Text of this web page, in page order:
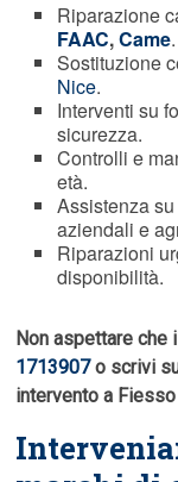
Riparazione
FAAC,Came.
Sostituzione
Nice.
Interventi su
sicurezza.
Controlli e
età.
Assistenza
aziendali e
Riparazioni
disponibilità.
Non aspettare
1713907o scrivi
intervento a